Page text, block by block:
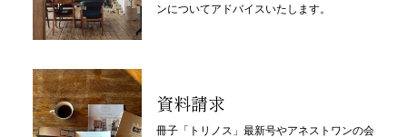
ンについてアドバイスいたします。
資料請求
冊子「トリノス」最新号やアネストワンの会